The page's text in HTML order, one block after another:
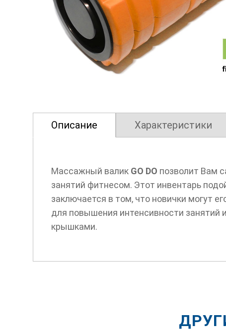
Описание Характеристики
Массажный валик GO DO позволит Вам
занятий фитнесом. Этот инвентарь
заключается в том, что новички могут
для повышения интенсивности занятий
крышками.